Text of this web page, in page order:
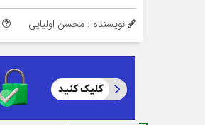
نویسنده : محسن اولیایی